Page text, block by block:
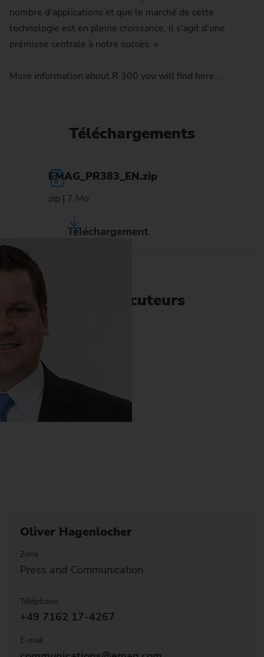
nombre d'applications et que le marché de cette
technologie est en pleine croissance, il s'agit d'une
prémisse centrale à notre succès. »
More information about R 300 you will find here...
Téléchargements
EMAG_PR383_EN.zip
zip | 7 Mo
Téléchargement
Interlocuteurs
Oliver Hagenlocher
Zone
Press and Communication
Téléphone
+49 7162 17-4267
E-mail